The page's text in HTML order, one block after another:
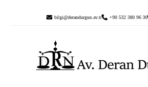
bilgi@derandurgun.av.tr +90 532 380 96 30